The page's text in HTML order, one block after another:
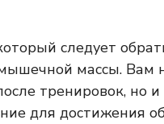
следует
массы. Вам
тренировок, но и
для достижения